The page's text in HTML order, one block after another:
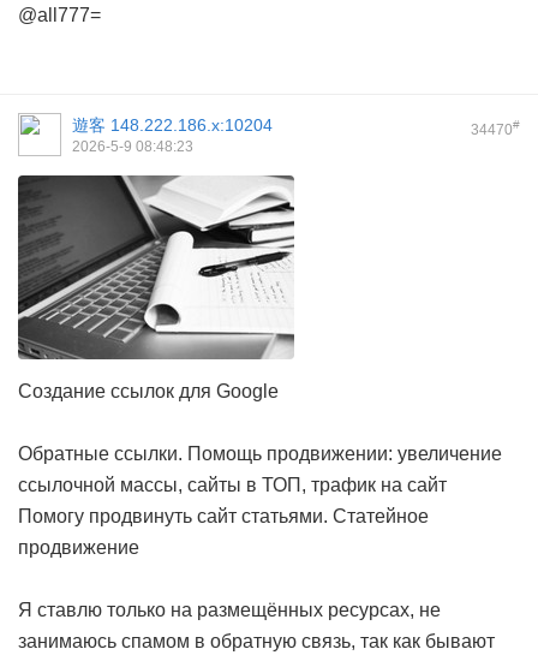
@all777=
34470#
遊客 148.222.186.x:10204
2026-5-9 08:48:23
Создание ссылок для Google
Обратные ссылки. Помощь продвижении: увеличение
ссылочной массы, сайты в ТОП, трафик на сайт
Помогу продвинуть сайт статьями. Статейное
продвижение
Я ставлю только на размещённых ресурсах, не
занимаюсь спамом в обратную связь, так как бывают